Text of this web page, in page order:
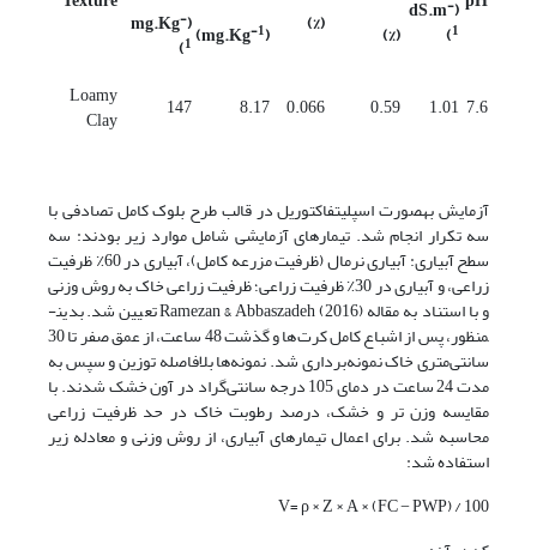
(dS.m
-
1
)
(%)
(%)
(mg.Kg
-1
)
(mg.Kg
-
1
)
7.6
1.01
0.59
0.066
8.17
147
Loamy
Clay
آزمایش به­صورت اسپلیت­فاکتوریل در قالب طرح بلوک کامل تصادفی با
سه تکرار انجام شد. تیمارهای آزمایشی شامل موارد زیر بودند: سه
سطح آبیاری: آبیاری نرمال (ظرفیت مزرعه کامل)، آبیاری در 60٪ ظرفیت
زراعی، و آبیاری در 30٪ ظرفیت زراعی؛ ظرفیت زراعی خاک به روش وزنی
و با استناد به مقاله Ramezan & Abbaszadeh (2016) تعیین شد. بدین­
منظور، پس از اشباع کامل کرت‌ها و گذشت 48 ساعت، از عمق صفر تا 30
سانتی‌متری خاک نمونه‌برداری شد. نمونه‌ها بلافاصله توزین و سپس به
مدت 24 ساعت در دمای 105 درجه سانتی‌گراد در آون خشک شدند. با
مقایسه وزن تر و خشک، درصد رطوبت خاک در حد ظرفیت زراعی
محاسبه شد. برای اعمال تیمارهای آبیاری، از روش وزنی و معادله زیر
استفاده شد:
V= ρ × Z × A × (FC − PWP) / 100